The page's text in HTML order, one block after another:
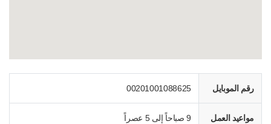
رقم الموبايل 00201001088625
مواعيد العمل 9 صباحاً إلى 5 عصراً